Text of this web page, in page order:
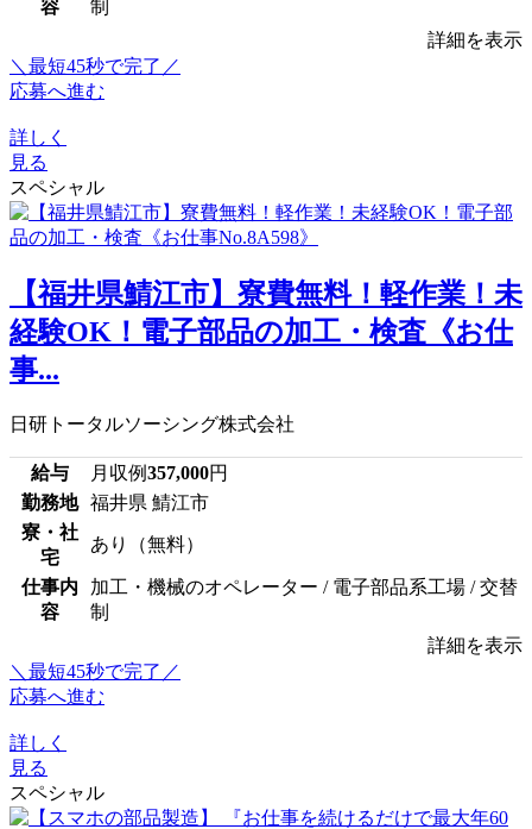
容
制
詳細を表示
＼最短45秒で完了／
応募へ進む
詳しく
見る
スペシャル
【福井県鯖江市】寮費無料！軽作業！未
経験OK！電子部品の加工・検査《お仕
事...
日研トータルソーシング株式会社
給与 月収例357,000円
勤務地
福井県 鯖江市
寮・社
宅
あり（無料）
仕事内
容
加工・機械のオペレーター / 電子部品系工場 / 交替
制
詳細を表示
＼最短45秒で完了／
応募へ進む
詳しく
見る
スペシャル